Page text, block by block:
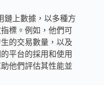
鏈上數據，以多種方
標。例如，他們可
的交易數量，以及
平台的採用和使用
他們評估其性能並